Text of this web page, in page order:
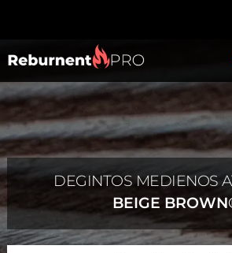
DEGINTOS MEDIENOS
BEIGE